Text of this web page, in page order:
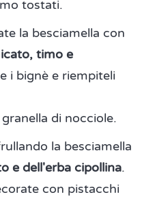
tostati.
la besciamella con
timo e
i bignè e riempiteli
di nocciole.
la besciamella
e dell'erba cipollina.
con pistacchi